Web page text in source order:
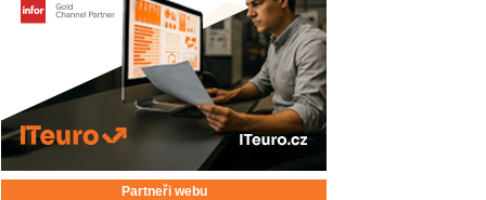
Partneři webu